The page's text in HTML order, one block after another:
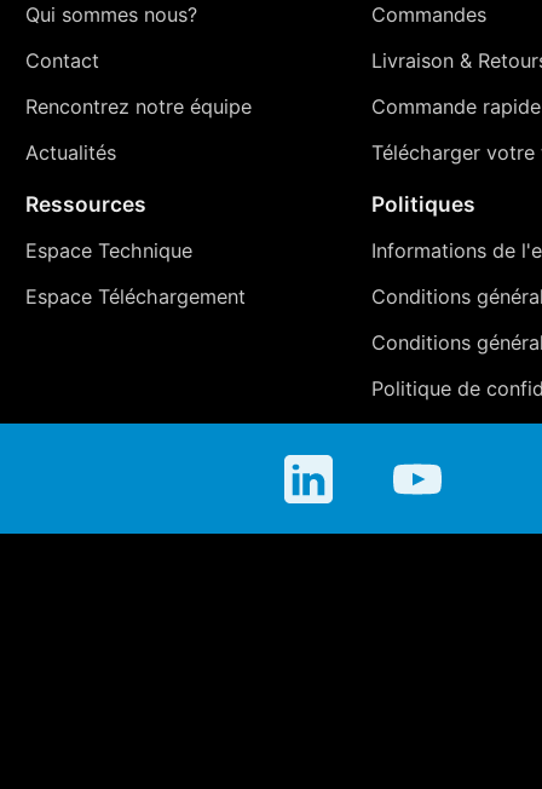
Qui sommes nous?
Contact
Rencontrez notre équipe
Actualités
Commandes
Livraison&
Commande rapide
Télécharger votre
Ressources
Espace Technique
Espace Téléchargement
Politiques
Informations de
Conditions
Conditions
Politique de